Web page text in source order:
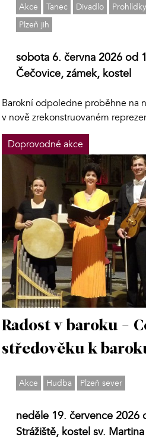
Akce Tanec Divadlo Prohlídky
Plzeň jih
sobota 6. června 2026 od
Čečovice, zámek, kostel
Barokní odpoledne proběhne na
v nově zrekonstruovaném
Doprovodné akce
Radost v baroku -
středověku k
Akce Hudba Plzeň sever
neděle 19. července 2026
Strážiště, kostel sv. Martina